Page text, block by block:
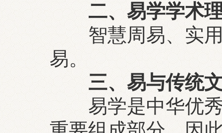
二、易学学术
智慧周易、实用
易。
三、易与传统
易学是中华优秀